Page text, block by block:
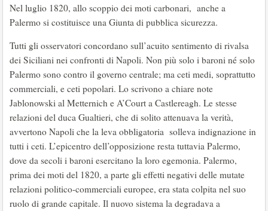
Nel luglio 1820, allo scoppio dei moti carbonari, anche a
Palermo si costituisce una Giunta di pubblica sicurezza.
Tutti gli osservatori concordano sull’acuito sentimento di rivalsa
dei Siciliani nei confronti di Napoli. Non più solo i baroni né solo
Palermo sono contro il governo centrale; ma ceti medi, soprattutto
commerciali, e ceti popolari. Lo scrivono a chiare note
Jablonowski al Metternich e A’Court a Castlereagh. Le stesse
relazioni del duca Gualtieri, che di solito attenuava la verità,
avvertono Napoli che la leva obbligatoria solleva indignazione in
tutti i ceti. L’epicentro dell’opposizione resta tuttavia Palermo,
dove da secoli i baroni esercitano la loro egemonia. Palermo,
prima dei moti del 1820, a parte gli effetti negativi delle mutate
relazioni politico-commerciali europee, era stata colpita nel suo
ruolo di grande capitale. Il nuovo sistema la degradava a